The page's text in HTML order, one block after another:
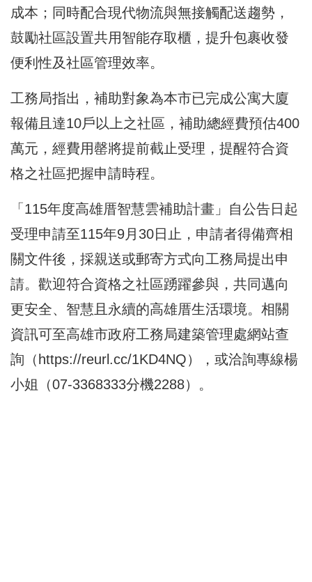
成本；同時配合現代物流與無接觸配送趨勢，
鼓勵社區設置共用智能存取櫃，提升包裹收發
便利性及社區管理效率。
工務局指出，補助對象為本市已完成公寓大廈
報備且達10戶以上之社區，補助總經費預估400
萬元，經費用罄將提前截止受理，提醒符合資
格之社區把握申請時程。
「115年度高雄厝智慧雲補助計畫」自公告日起
受理申請至115年9月30日止，申請者得備齊相
關文件後，採親送或郵寄方式向工務局提出申
請。歡迎符合資格之社區踴躍參與，共同邁向
更安全、智慧且永續的高雄厝生活環境。相關
資訊可至高雄市政府工務局建築管理處網站查
詢（ https://reurl.cc/1KD4NQ），或洽詢專線楊
小姐（07-3368333分機2288）。